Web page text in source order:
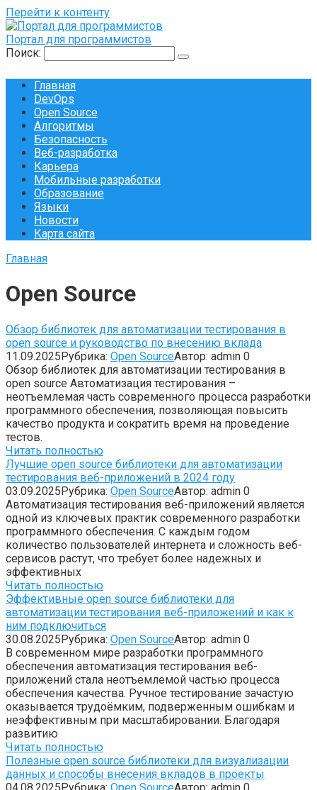
Перейти к контенту
Портал для программистов
Поиск:
Главная
DevOps
Open Source
Алгоритмы
Безопасность
Веб-разработка
Карьера
Мобильные разработки
Образование
Языки
Новости
Карта сайта
Главная
Open Source
Обзор библиотек для автоматизации тестирования в
open source и руководство по внесению вклада
11.09.2025Рубрика: Open SourceАвтор: admin 0
Обзор библиотек для автоматизации тестирования в
open source Автоматизация тестирования –
неотъемлемая часть современного процесса разработки
программного обеспечения, позволяющая повысить
качество продукта и сократить время на проведение
тестов.
Читать полностью
Лучшие open source библиотеки для автоматизации
тестирования веб-приложений в 2024 году
03.09.2025Рубрика: Open SourceАвтор: admin 0
Автоматизация тестирования веб-приложений является
одной из ключевых практик современного разработки
программного обеспечения. С каждым годом
количество пользователей интернета и сложность веб-
сервисов растут, что требует более надежных и
эффективных
Читать полностью
Эффективные open source библиотеки для
автоматизации тестирования веб-приложений и как к
ним подключиться
30.08.2025Рубрика: Open SourceАвтор: admin 0
В современном мире разработки программного
обеспечения автоматизация тестирования веб-
приложений стала неотъемлемой частью процесса
обеспечения качества. Ручное тестирование зачастую
оказывается трудоёмким, подверженным ошибкам и
неэффективным при масштабировании. Благодаря
развитию
Читать полностью
Полезные open source библиотеки для визуализации
данных и способы внесения вкладов в проекты